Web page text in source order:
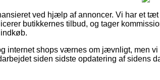
ved hjælp af annoncer. Vi har et
butikkernes tilbud, og tager
internet shops værnes om jævnligt, men
siden sidste opdatering af sidens